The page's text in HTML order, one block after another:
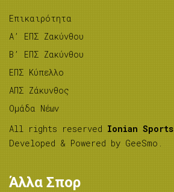
Επικαιρότητα
A’ ΕΠΣ Ζακύνθου
B’ ΕΠΣ Ζακύνθου
ΕΠΣ Κύπελλο
ΑΠΣ Ζάκυνθος
Ομάδα Νέων
All rights reserved Ionian Sports
Developed & Powered by GeeSmo .
Άλλα Σπορ